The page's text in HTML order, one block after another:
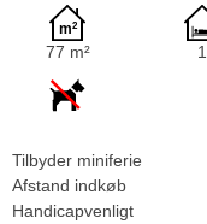
77 m² 1
Tilbyder miniferie
Afstand indkøb
Handicapvenligt